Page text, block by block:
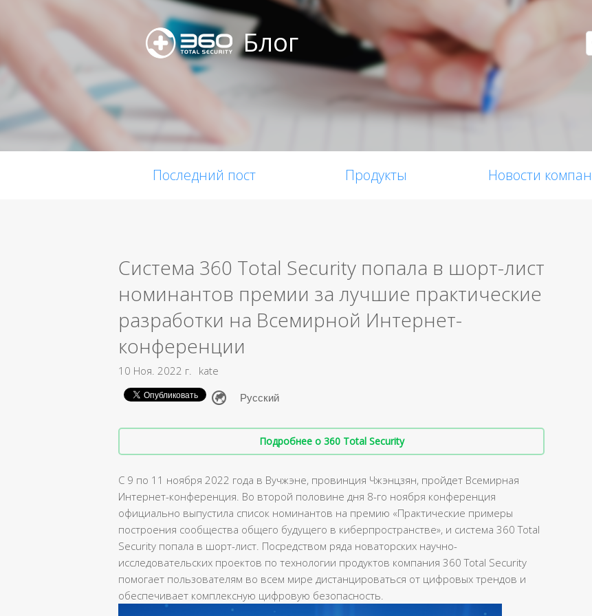
Блог
Последний пост Продукты Новости
Система 360 Total Security попала в шорт-лист
номинантов премии за лучшие практические
разработки на Всемирной Интернет-
конференции
10 Ноя. 2022 г. kate
Подробнее о 360 Total Security
С 9 по 11 ноября 2022 года в Вучжэне, провинция Чжэнцзян, пройдет Всемирная
Интернет-конференция. Во второй половине дня 8-го ноября конференция
официально выпустила список номинантов на премию «Практические примеры
построения сообщества общего будущего в киберпространстве», и система 360 Total
Security попала в шорт-лист. Посредством ряда новаторских научно-
исследовательских проектов по технологии продуктов компания 360 Total Security
помогает пользователям во всем мире дистанцироваться от цифровых трендов и
обеспечивает комплексную цифровую безопасность.